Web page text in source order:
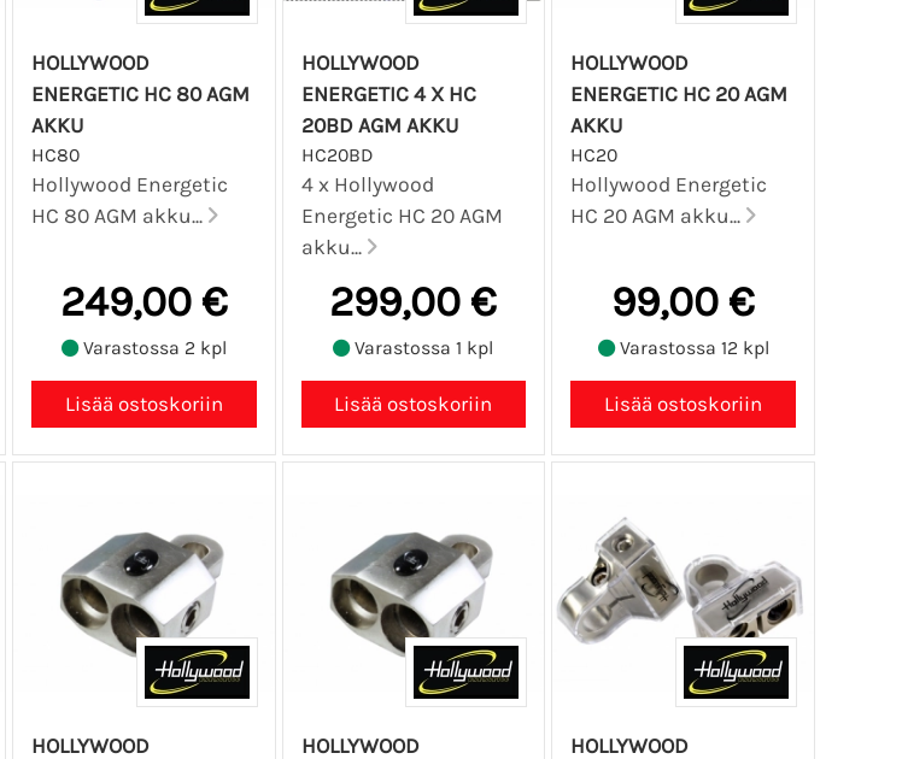
HOLLYWOOD
ENERGETIC HC 80 AGM
AKKU
HC80
Hollywood Energetic
HC 80 AGM akku...
249,00 €
Varastossa 2 kpl
HOLLYWOOD
ENERGETIC 4 X HC
20BD AGM AKKU
HC20BD
4 x Hollywood
Energetic HC 20 AGM
akku...
299,00 €
Varastossa 1 kpl
HOLLYWOOD
ENERGETIC HC 20 AGM
AKKU
HC20
Hollywood Energetic
HC 20 AGM akku...
99,00 €
Varastossa 12 kpl
HOLLYWOOD
HOLLYWOOD
HOLLYWOOD